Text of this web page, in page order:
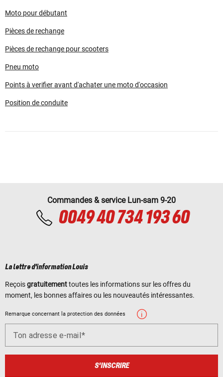
Moto pour débutant
Pièces de rechange
Pièces de rechange pour scooters
Pneu moto
Points à verifier avant d'achater une moto d'occasion
Position de conduite
Commandes & service Lun-sam 9-20
0049 40 734 193 60
La lettre d'information Louis
Reçoisgratuitementtoutes les informations sur les offres du
moment, les bonnes affaires ou les nouveautés intéressantes.
Remarque concernant la protection des données
Ton adresse e-mail
S'INSCRIRE